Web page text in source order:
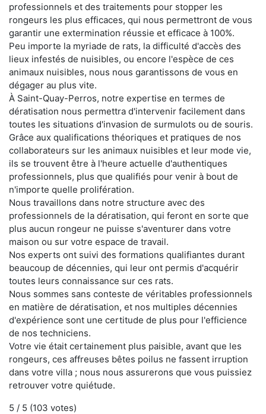
professionnels et des traitements pour stopper les
rongeurs les plus efficaces, qui nous permettront de vous
garantir une extermination réussie et efficace à 100%.
Peu importe la myriade de rats, la difficulté d'accès des
lieux infestés de nuisibles, ou encore l'espèce de ces
animaux nuisibles, nous nous garantissons de vous en
dégager au plus vite.
À Saint-Quay-Perros, notre expertise en termes de
dératisation nous permettra d'intervenir facilement dans
toutes les situations d'invasion de surmulots ou de souris.
Grâce aux qualifications théoriques et pratiques de nos
collaborateurs sur les animaux nuisibles et leur mode vie,
ils se trouvent être à l'heure actuelle d'authentiques
professionnels, plus que qualifiés pour venir à bout de
n'importe quelle prolifération.
Nous travaillons dans notre structure avec des
professionnels de la dératisation, qui feront en sorte que
plus aucun rongeur ne puisse s'aventurer dans votre
maison ou sur votre espace de travail.
Nos experts ont suivi des formations qualifiantes durant
beaucoup de décennies, qui leur ont permis d'acquérir
toutes leurs connaissance sur ces rats.
Nous sommes sans conteste de véritables professionnels
en matière de dératisation, et nos multiples décennies
d'expérience sont une certitude de plus pour l'efficience
de nos techniciens.
Votre vie était certainement plus paisible, avant que les
rongeurs, ces affreuses bêtes poilus ne fassent irruption
dans votre villa ; nous nous assurerons que vous puissiez
retrouver votre quiétude.
5 / 5 (103 votes)